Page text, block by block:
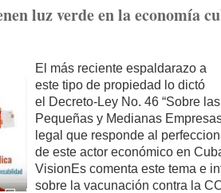
luz verde en la economía
El más reciente espaldarazo a
este tipo de propiedad lo dictó
el Decreto-Ley No. 46 “Sobre
Pequeñas y Medianas
legal que responde al
de este actor económico en
VisionEs comenta este tema e
sobre la vacunación contra la